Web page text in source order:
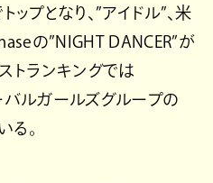
プとなり、”アイドル”、米
の”NIGHT DANCER”が
トランキングでは
バルガールズグループの
る。